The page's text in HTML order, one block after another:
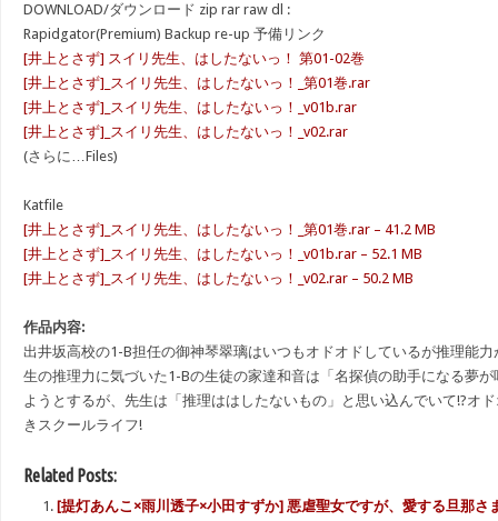
DOWNLOAD/ダウンロード zip rar raw dl :
Rapidgator(Premium) Backup re-up 予備リンク
[井上とさず] スイリ先生、はしたないっ！ 第01-02巻
[井上とさず]_スイリ先生、はしたないっ！_第01巻.rar
[井上とさず]_スイリ先生、はしたないっ！_v01b.rar
[井上とさず]_スイリ先生、はしたないっ！_v02.rar
(さらに…Files)
Katfile
[井上とさず]_スイリ先生、はしたないっ！_第01巻.rar – 41.2 MB
[井上とさず]_スイリ先生、はしたないっ！_v01b.rar – 52.1 MB
[井上とさず]_スイリ先生、はしたないっ！_v02.rar – 50.2 MB
作品内容:
出井坂高校の1-B担任の御神琴翠璃はいつもオドオドしているが推理能
生の推理力に気づいた1-Bの生徒の家達和音は「名探偵の助手になる夢
ようとするが、先生は「推理ははしたないもの」と思い込んでいて!?オ
きスクールライフ!
Related Posts:
[提灯あんこ×雨川透子×小田すずか] 悪虐聖女ですが、愛する旦那さ